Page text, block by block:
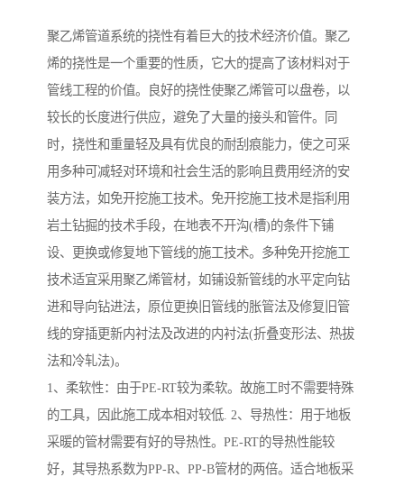
聚乙烯管道系统的挠性有着巨大的技术经济价值。聚乙
烯的挠性是一个重要的性质，它大的提高了该材料对于
管线工程的价值。良好的挠性使聚乙烯管可以盘卷，以
较长的长度进行供应，避免了大量的接头和管件。同
时，挠性和重量轻及具有优良的耐刮痕能力，使之可采
用多种可减轻对环境和社会生活的影响且费用经济的安
装方法，如免开挖施工技术。免开挖施工技术是指利用
岩土钻掘的技术手段，在地表不开沟(槽)的条件下铺
设、更换或修复地下管线的施工技术。多种免开挖施工
技术适宜采用聚乙烯管材，如铺设新管线的水平定向钻
进和导向钻进法，原位更换旧管线的胀管法及修复旧管
线的穿插更新内衬法及改进的内衬法(折叠变形法、热拔
法和冷轧法)。
1、柔软性：由于PE-RT较为柔软。故施工时不需要特殊
的工具，因此施工成本相对较低. 2、导热性：用于地板
采暖的管材需要有好的导热性。PE-RT的导热性能较
好，其导热系数为PP-R、PP-B管材的两倍。适合地板采